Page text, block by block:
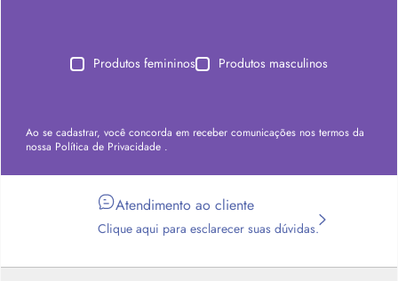
Produtos femininos Produtos masculinos
Ao se cadastrar, você concorda em receber comunicações nos termos da
nossa Política de Privacidade .
Atendimento ao cliente
Clique aqui para esclarecer suas dúvidas.